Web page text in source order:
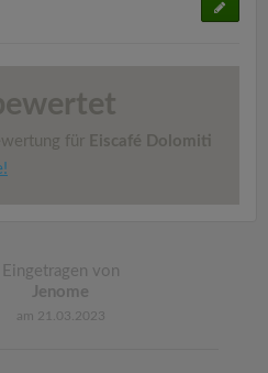
für Eiscafé Dolomiti
Eingetragen von
Jenome
am 21.03.2023